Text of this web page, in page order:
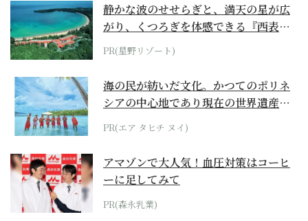
静かな波のせせらぎと、満天の星が広
がり、くつろぎを体感できる『西表島
ホテル by...
PR(星野リゾート)
海の民が紡いだ文化。かつてのポリネ
シアの中心地であり現在の世界遺産か
らみえてくる...
PR(エア タヒチ ヌイ)
アマゾンで大人気！血圧対策はコーヒ
ーに足してみて
PR(森永乳業)